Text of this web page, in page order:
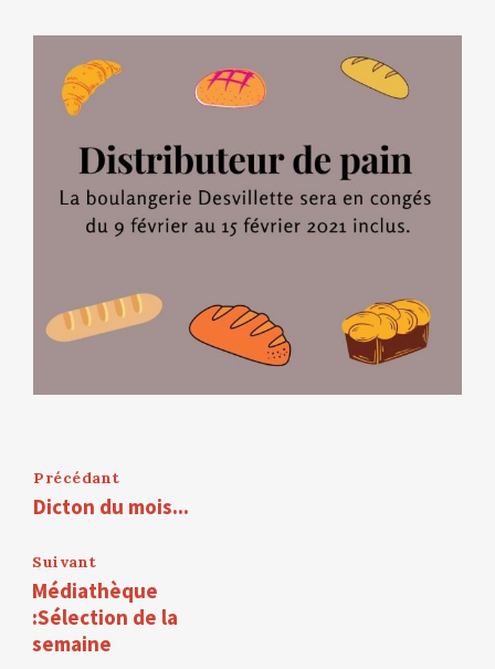
Précédant
Dicton du mois...
Suivant
Médiathèque
:Sélection de la
semaine